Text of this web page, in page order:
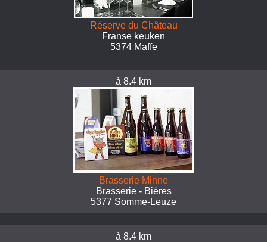
Réserve du Château
Franse keuken
5374 Maffe
à 8.4 km
Brasserie Minne
Brasserie - Bières
5377 Somme-Leuze
à 8.4 km